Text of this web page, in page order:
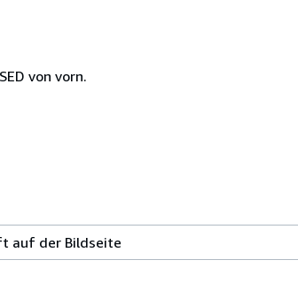
von vorn.
auf der Bildseite